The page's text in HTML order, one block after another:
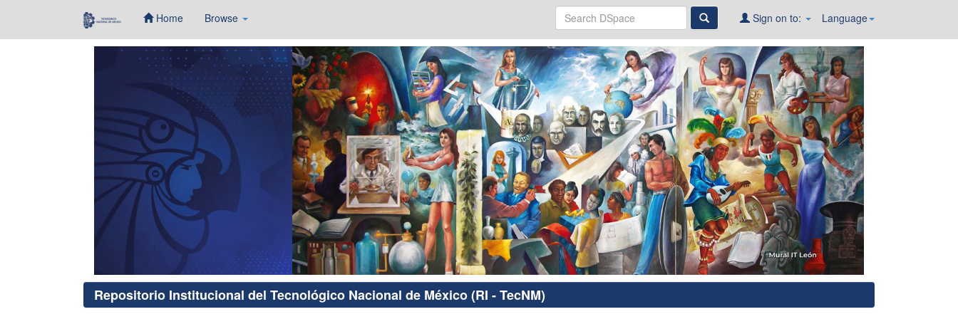
Home Browse Language
Sign on to:
Repositorio Institucional del Tecnológico Nacional de México (RI - TecNM)